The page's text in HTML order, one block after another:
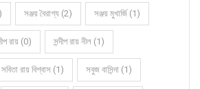
সঞ্জয় বৈরাগ্য (2) সঞ্জয় মুখার্জি (1)
রায় (0) সন্দীপ রায় নীল (1)
সবিতা রায় বিশ্বাস (1) সবুজ বাসিন্দা (1)